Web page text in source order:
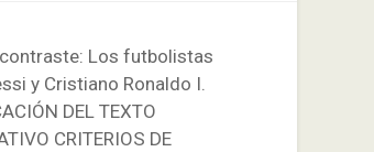
Los futbolistas
y Cristiano Ronaldo I.
DEL TEXTO
CRITERIOS DE